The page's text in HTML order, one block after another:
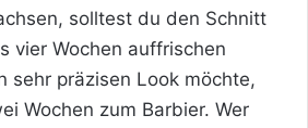
solltest du den Schnitt
vier Wochen auffrischen
sehr präzisen Look möchte,
Wochen zum Barbier. Wer